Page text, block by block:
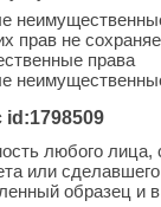
прав не
права
id:1798509
любого лица,
или
образец и